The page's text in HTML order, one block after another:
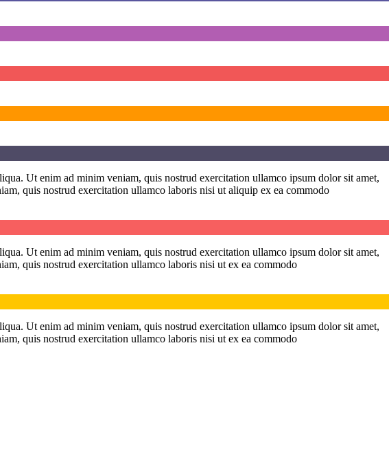
Ut enim ad minim veniam, quis nostrud exercitation ullamco ipsum dolor sit amet,
quis nostrud exercitation ullamco laboris nisi ut aliquip ex ea commodo
Ut enim ad minim veniam, quis nostrud exercitation ullamco ipsum dolor sit amet,
quis nostrud exercitation ullamco laboris nisi ut ex ea commodo
Ut enim ad minim veniam, quis nostrud exercitation ullamco ipsum dolor sit amet,
quis nostrud exercitation ullamco laboris nisi ut ex ea commodo